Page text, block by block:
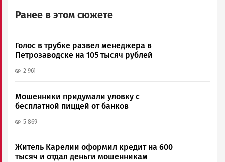
Ранее в этом сюжете
Голос в трубке развел менеджера в
Петрозаводске на 105 тысяч рублей
2 961
Мошенники придумали уловку с
бесплатной пиццей от банков
5 869
Житель Карелии оформил кредит на 600
тысяч и отдал деньги мошенникам